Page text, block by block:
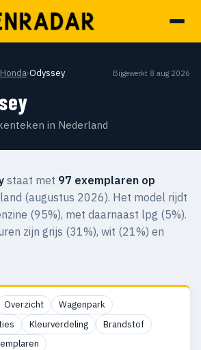
Honda›Odyssey Bijgewerkt 8 aug 2026
in Nederland
staat met 97 exemplaren op
(augustus 2026). Het model rijdt
(95%), met daarnaast lpg (5%).
zijn grijs (31%), wit (21%) en
Overzicht
Wagenpark
Kleurverdeling
Brandstof